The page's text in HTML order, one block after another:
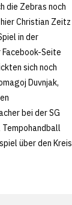
die Zebras noch
Christian Zeitz
in der
Seite
sich noch
Duvnjak,
bei der SG
über den Kreis